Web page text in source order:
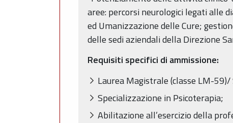
aree: percorsi neurologici legati alle
ed Umanizzazione delle Cure;
delle sedi aziendali della Direzione
Requisiti specifici di ammissione:
Laurea Magistrale (classe LM-
Specializzazione in Psicoterapia;
Abilitazione all’esercizio della